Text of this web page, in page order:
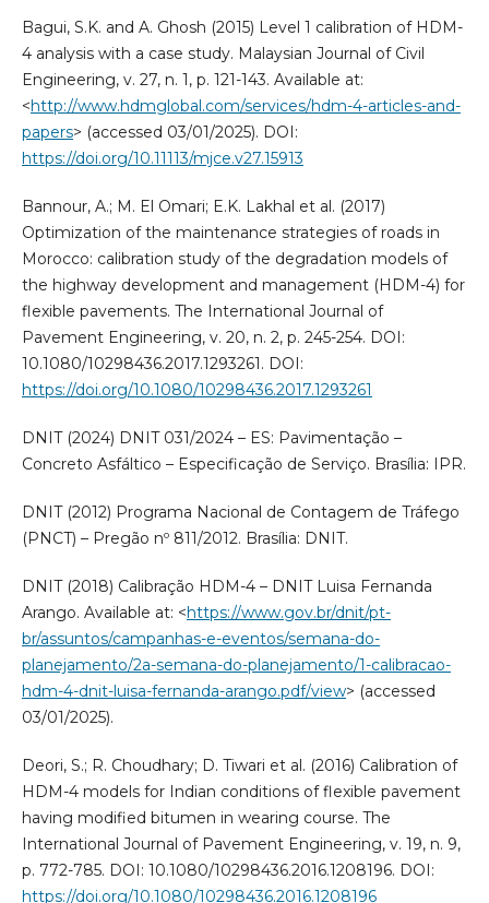
Bagui, S.K. and A. Ghosh (2015) Level 1 calibration of HDM-
4 analysis with a case study. Malaysian Journal of Civil
Engineering, v. 27, n. 1, p. 121-143. Available at:
<http://www.hdmglobal.com/services/hdm-4-articles-and-
papers> (accessed 03/01/2025). DOI:
https://doi.org/10.11113/mjce.v27.15913
Bannour, A.; M. El Omari; E.K. Lakhal et al. (2017)
Optimization of the maintenance strategies of roads in
Morocco: calibration study of the degradation models of
the highway development and management (HDM-4) for
flexible pavements. The International Journal of
Pavement Engineering, v. 20, n. 2, p. 245-254. DOI:
10.1080/10298436.2017.1293261. DOI:
https://doi.org/10.1080/10298436.2017.1293261
DNIT (2024) DNIT 031/2024 – ES: Pavimentação –
Concreto Asfáltico – Especificação de Serviço. Brasília: IPR.
DNIT (2012) Programa Nacional de Contagem de Tráfego
(PNCT) – Pregão nº 811/2012. Brasília: DNIT.
DNIT (2018) Calibração HDM-4 – DNIT Luisa Fernanda
Arango. Available at: <https://www.gov.br/dnit/pt-
br/assuntos/campanhas-e-eventos/semana-do-
planejamento/2a-semana-do-planejamento/1-calibracao-
hdm-4-dnit-luisa-fernanda-arango.pdf/view> (accessed
03/01/2025).
Deori, S.; R. Choudhary; D. Tiwari et al. (2016) Calibration of
HDM-4 models for Indian conditions of flexible pavement
having modified bitumen in wearing course. The
International Journal of Pavement Engineering, v. 19, n. 9,
p. 772-785. DOI: 10.1080/10298436.2016.1208196. DOI:
https://doi.org/10.1080/10298436.2016.1208196